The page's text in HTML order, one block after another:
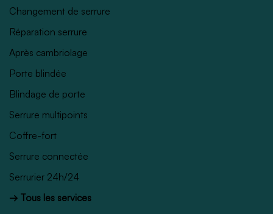
Changement de serrure
Réparation serrure
Après cambriolage
Porte blindée
Blindage de porte
Serrure multipoints
Coffre-fort
Serrure connectée
Serrurier 24h/24
→ Tous les services